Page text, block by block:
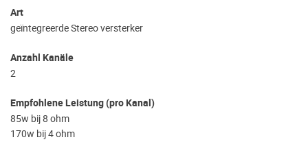
Art
geïntegreerde Stereo versterker
Anzahl Kanäle
2
Empfohlene Leistung (pro Kanal)
85w bij 8 ohm
170w bij 4 ohm